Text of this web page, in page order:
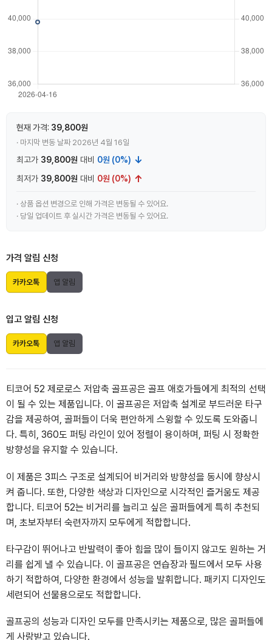
현재 가격: 39,800원
· 마지막 변동 날짜 2026년 4월 16일
최고가 39,800원 대비 0원 (0%) ↓
최저가 39,800원 대비 0원 (0%) ↑
· 상품 옵션 변경으로 인해 가격은 변동될 수 있어요.
· 당일 업데이트 후 실시간 가격은 변동될 수 있어요.
가격 알림 신청
카카오톡 앱 알림
입고 알림 신청
카카오톡 앱 알림
티코어 52 제로로스 저압축 골프공은 골프 애호가들에게 최적의 선택
이 될 수 있는 제품입니다. 이 골프공은 저압축 설계로 부드러운 타구
감을 제공하여, 골퍼들이 더욱 편안하게 스윙할 수 있도록 도와줍니
다. 특히, 360도 퍼팅 라인이 있어 정렬이 용이하며, 퍼팅 시 정확한
방향성을 유지할 수 있습니다.
이 제품은 3피스 구조로 설계되어 비거리와 방향성을 동시에 향상시
켜 줍니다. 또한, 다양한 색상과 디자인으로 시각적인 즐거움도 제공
합니다. 티코어 52는 비거리를 늘리고 싶은 골퍼들에게 특히 추천되
며, 초보자부터 숙련자까지 모두에게 적합합니다.
타구감이 뛰어나고 반발력이 좋아 힘을 많이 들이지 않고도 원하는 거
리를 쉽게 낼 수 있습니다. 이 골프공은 연습장과 필드에서 모두 사용
하기 적합하여, 다양한 환경에서 성능을 발휘합니다. 패키지 디자인도
세련되어 선물용으로도 적합합니다.
골프공의 성능과 디자인 모두를 만족시키는 제품으로, 많은 골퍼들에
게 사랑받고 있습니다.